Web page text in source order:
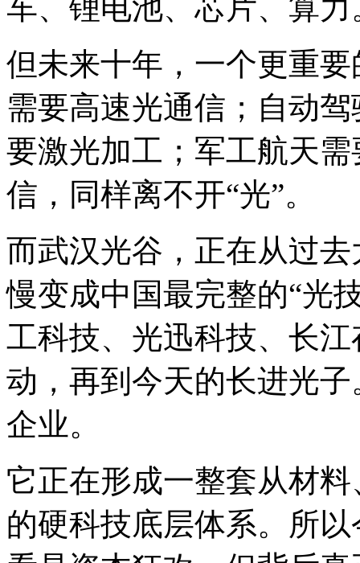
车、锂电池、芯片、算力
但未来十年，一个更重
需要高速光通信；自动
要激光加工；军工航天
信，同样离不开“光”。
而武汉光谷，正在从过
慢变成中国最完整的“光
工科技、光迅科技、长
动，再到今天的长进光
企业。
它正在形成一整套从材
的硬科技底层体系。所